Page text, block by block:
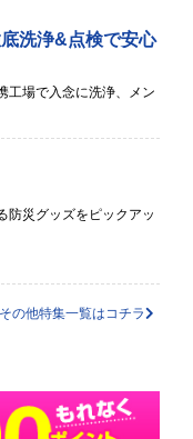
洗浄&点検で安心
工場で入念に洗浄、メン
防災グッズをピックアッ
その他特集一覧はコチラ